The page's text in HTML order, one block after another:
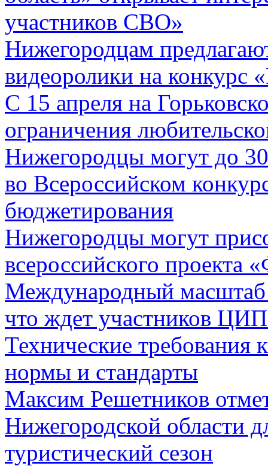
участников СВО»
Нижегородцам
видеоролики на конкурс
С 15 апреля на
ограничения
Нижегородцы могут до 30
во Всероссийском
бюджетирования
Нижегородцы могут
всероссийского проекта
Международный масштаб
что ждет участников
Технические требования
нормы и стандарты
Максим Решетников
Нижегородской области
туристический сезон